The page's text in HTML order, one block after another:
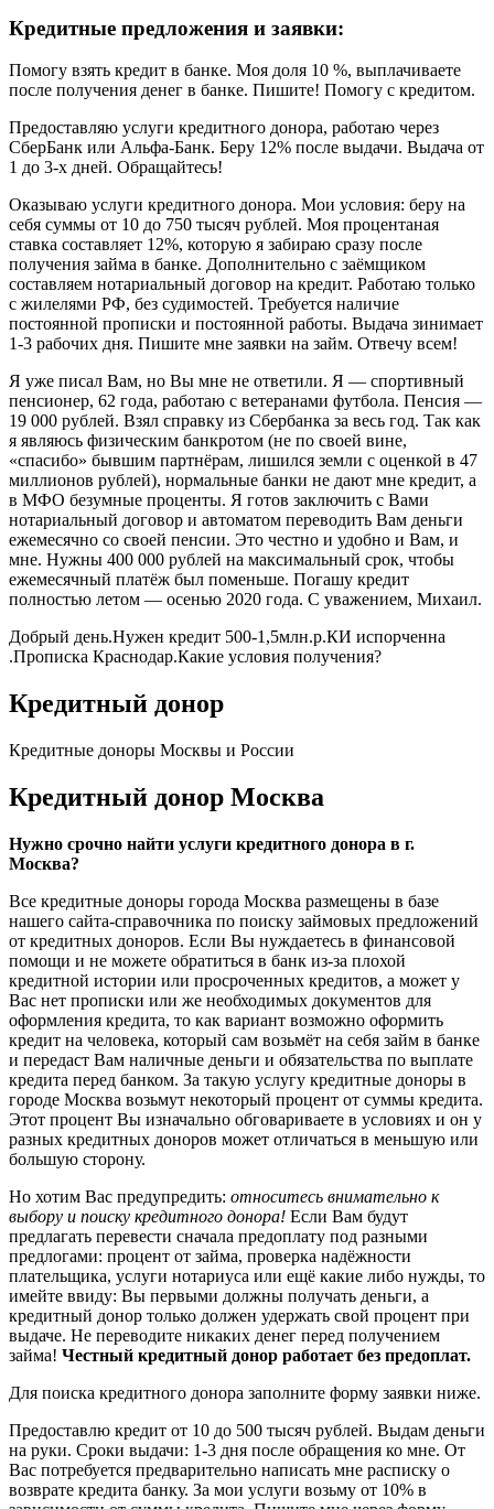
Кредитные предложения и заявки:
Помогу взять кредит в банке. Моя доля 10 %, выплачиваете
после получения денег в банке. Пишите! Помогу с кредитом.
Предоставляю услуги кредитного донора, работаю через
СберБанк или Альфа-Банк. Беру 12% после выдачи. Выдача от
1 до 3-х дней. Обращайтесь!
Оказываю услуги кредитного донора. Мои условия: беру на
себя суммы от 10 до 750 тысяч рублей. Моя процентаная
ставка составляет 12%, которую я забираю сразу после
получения займа в банке. Дополнительно с заёмщиком
составляем нотариальный договор на кредит. Работаю только
с жилелями РФ, без судимостей. Требуется наличие
постоянной прописки и постоянной работы. Выдача зинимает
1-3 рабочих дня. Пишите мне заявки на займ. Отвечу всем!
Я уже писал Вам, но Вы мне не ответили. Я — спортивный
пенсионер, 62 года, работаю с ветеранами футбола. Пенсия —
19 000 рублей. Взял справку из Сбербанка за весь год. Так как
я являюсь физическим банкротом (не по своей вине,
«спасибо» бывшим партнёрам, лишился земли с оценкой в 47
миллионов рублей), нормальные банки не дают мне кредит, а
в МФО безумные проценты. Я готов заключить с Вами
нотариальный договор и автоматом переводить Вам деньги
ежемесячно со своей пенсии. Это честно и удобно и Вам, и
мне. Нужны 400 000 рублей на максимальный срок, чтобы
ежемесячный платёж был поменьше. Погашу кредит
полностью летом — осенью 2020 года. С уважением, Михаил.
Добрый день.Нужен кредит 500-1,5млн.р.КИ испорченна
.Прописка Краснодар.Какие условия получения?
Кредитный донор
Кредитные доноры Москвы и России
Кредитный донор Москва
Нужно срочно найти услуги кредитного донора в г.
Москва?
Все кредитные доноры города Москва размещены в базе
нашего сайта-справочника по поиску займовых предложений
от кредитных доноров. Если Вы нуждаетесь в финансовой
помощи и не можете обратиться в банк из-за плохой
кредитной истории или просроченных кредитов, а может у
Вас нет прописки или же необходимых документов для
оформления кредита, то как вариант возможно оформить
кредит на человека, который сам возьмёт на себя займ в банке
и передаст Вам наличные деньги и обязательства по выплате
кредита перед банком. За такую услугу кредитные доноры в
городе Москва возьмут некоторый процент от суммы кредита.
Этот процент Вы изначально обговариваете в условиях и он у
разных кредитных доноров может отличаться в меньшую или
большую сторону.
Но хотим Вас предупредить: относитесь внимательно к
выбору и поиску кредитного донора! Если Вам будут
предлагать перевести сначала предоплату под разными
предлогами: процент от займа, проверка надёжности
плательщика, услуги нотариуса или ещё какие либо нужды, то
имейте ввиду: Вы первыми должны получать деньги, а
кредитный донор только должен удержать свой процент при
выдаче. Не переводите никаких денег перед получением
займа! Честный кредитный донор работает без предоплат.
Для поиска кредитного донора заполните форму заявки ниже.
Предоставлю кредит от 10 до 500 тысяч рублей. Выдам деньги
на руки. Сроки выдачи: 1-3 дня после обращения ко мне. От
Вас потребуется предварительно написать мне расписку о
возврате кредита банку. За мои услуги возьму от 10% в